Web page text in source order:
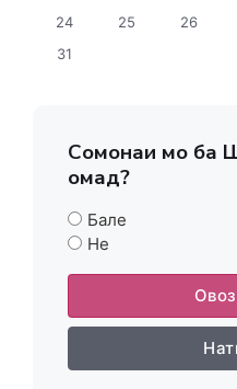
24
25 26
31
Сомонаи мо ба
омад?
Бале
Не